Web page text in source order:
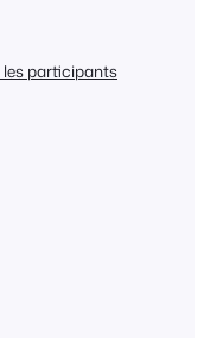
les participants